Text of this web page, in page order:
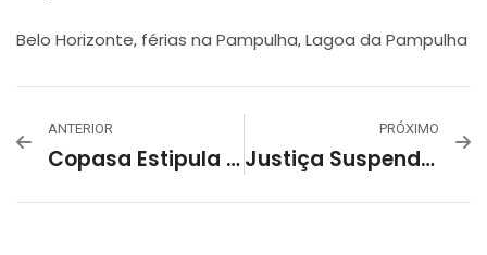
Belo Horizonte, férias na Pampulha, Lagoa da Pampulha
ANTERIOR
Copasa Estipula Novo Prazo Para Fim Das Obras Na Barragem Da Pampulha
PRÓXIMO
Justiça Suspende Nova CPI Da Lagoa Da Pampulha